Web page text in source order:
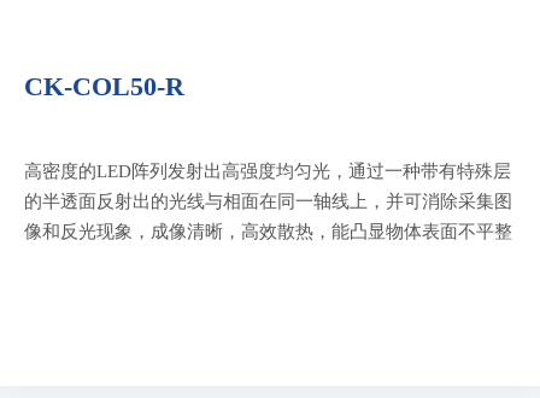
CK-COL50-R
高密度的LED阵列发射出高强度均匀光，通过一种带有特殊层
的半透面反射出的光线与相面在同一轴线上，并可消除采集图
像和反光现象，成像清晰，高效散热，能凸显物体表面不平整